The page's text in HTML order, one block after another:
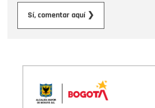
Sí, comentar aquí ❯